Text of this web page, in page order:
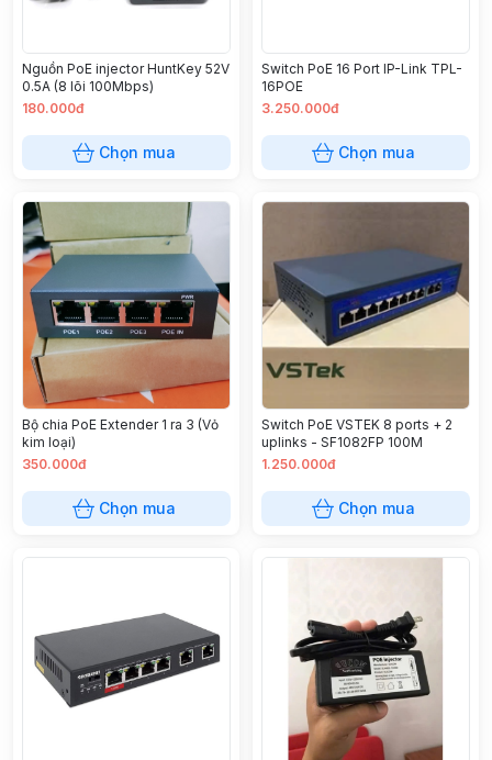
Nguồn PoE injector HuntKey 52V
0.5A (8 lõi 100Mbps)
180.000đ
Chọn mua
Switch PoE 16 Port IP-Link TPL-
16POE
3.250.000đ
Chọn mua
Bộ chia PoE Extender 1 ra 3 (Vỏ
kim loại)
350.000đ
Chọn mua
Switch PoE VSTEK 8 ports + 2
uplinks - SF1082FP 100M
1.250.000đ
Chọn mua